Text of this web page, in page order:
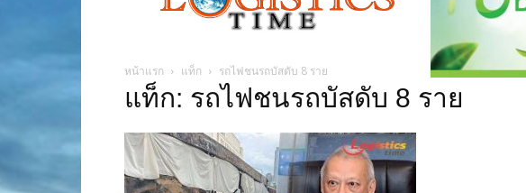
หน้าแรก แท็ก รถไฟชนรถบัสดับ 8 ราย
แท็ก: รถไฟชนรถบัสดับ 8 ราย